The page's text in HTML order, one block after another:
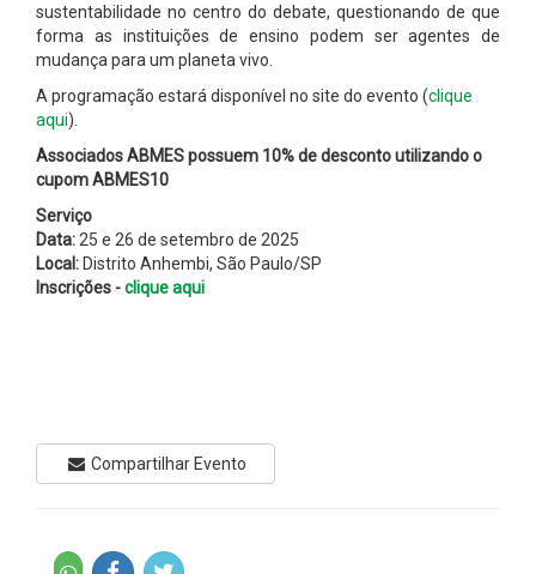
sustentabilidade no centro do debate, questionando de que
forma as instituições de ensino podem ser agentes de
mudança para um planeta vivo.
A programação estará disponível no site do evento (clique
aqui).
Associados ABMES possuem 10% de desconto utilizando o
cupom ABMES10
Serviço
Data: 25 e 26 de setembro de 2025
Local: Distrito Anhembi, São Paulo/SP
Inscrições -clique aqui
Compartilhar Evento